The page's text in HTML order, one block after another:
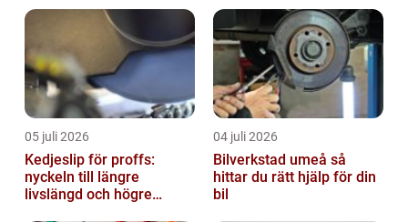
05 juli 2026
Kedjeslip för proffs:
nyckeln till längre
livslängd och högre
04 juli 2026
Bilverkstad umeå så
hittar du rätt hjälp för din
bil